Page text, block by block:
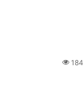
184